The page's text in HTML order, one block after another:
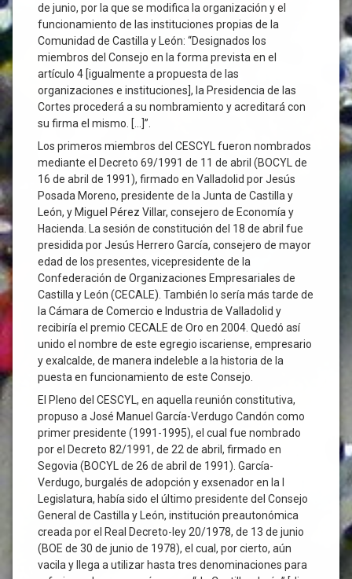
de junio, por la que se modifica la organización y el
funcionamiento de las instituciones propias de la
Comunidad de Castilla y León: “Designados los
miembros del Consejo en la forma prevista en el
artículo 4 [igualmente a propuesta de las
organizaciones e instituciones], la Presidencia de las
Cortes procederá a su nombramiento y acreditará con
su firma el mismo. […]”.
Los primeros miembros del CESCYL fueron nombrados
mediante el Decreto 69/1991 de 11 de abril (BOCYL de
16 de abril de 1991), firmado en Valladolid por Jesús
Posada Moreno, presidente de la Junta de Castilla y
León, y Miguel Pérez Villar, consejero de Economía y
Hacienda. La sesión de constitución del 18 de abril fue
presidida por Jesús Herrero García, consejero de mayor
edad de los presentes, vicepresidente de la
Confederación de Organizaciones Empresariales de
Castilla y León (CECALE). También lo sería más tarde de
la Cámara de Comercio e Industria de Valladolid y
recibiría el premio CECALE de Oro en 2004. Quedó así
unido el nombre de este egregio iscariense, empresario
y exalcalde, de manera indeleble a la historia de la
puesta en funcionamiento de este Consejo.
El Pleno del CESCYL, en aquella reunión constitutiva,
propuso a José Manuel García-Verdugo Candón como
primer presidente (1991-1995), el cual fue nombrado
por el Decreto 82/1991, de 22 de abril, firmado en
Segovia (BOCYL de 26 de abril de 1991). García-
Verdugo, burgalés de adopción y exsenador en la I
Legislatura, había sido el último presidente del Consejo
General de Castilla y León, institución preautonómica
creada por el Real Decreto-ley 20/1978, de 13 de junio
(BOE de 30 de junio de 1978), el cual, por cierto, aún
vacila y llega a utilizar hasta tres denominaciones para